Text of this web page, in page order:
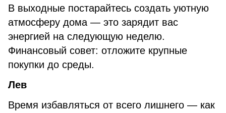
В выходные постарайтесь создать уютную
атмосферу дома — это зарядит вас
энергией на следующую неделю.
Финансовый совет: отложите крупные
покупки до среды.
Лев
Время избавляться от всего лишнего — как